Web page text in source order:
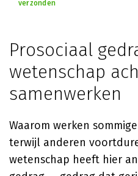
verzonden
Prosociaal
wetenschap
samenwerken
Waarom werken
terwijl anderen
wetenschap heeft hier